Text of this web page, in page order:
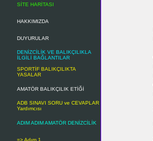
SİTE HARİTASI
HAKKIMIZDA
DUYURULAR
DENİZCİLİK VE BALIKÇILIKLA
İLGİLİ BAĞLANTILAR
SPORTİF BALIKÇILIKTA
YASALAR
AMATÖR BALIKÇILIK ETİĞİ
ADB SINAVI SORU ve CEVAPLAR
Yardımcısı
ADIM ADIM AMATÖR DENİZCİLİK
=> Adım 1